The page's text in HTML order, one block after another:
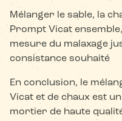
Mélanger le sable, la
Prompt Vicat
mesure du malaxage
consistance souhaité
En conclusion, le
Vicat et de chaux est
mortier de haute